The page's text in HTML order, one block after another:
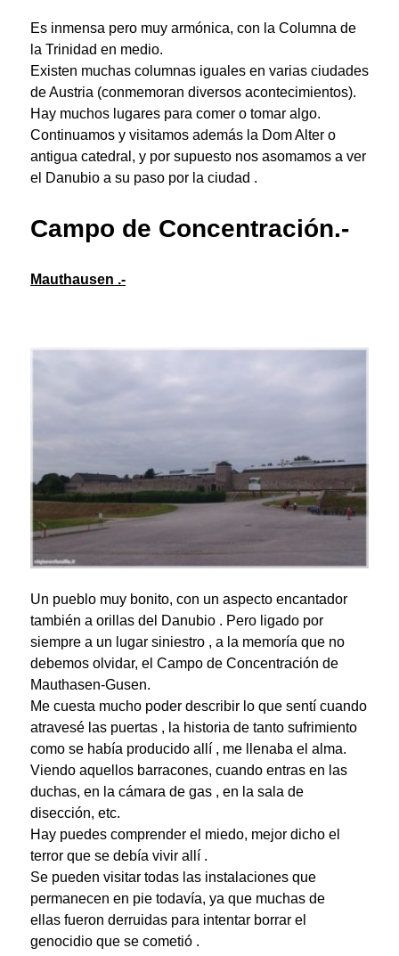
Es inmensa pero muy armónica, con la Columna de
la Trinidad en medio.
Existen muchas columnas iguales en varias ciudades
de Austria (conmemoran diversos acontecimientos).
Hay muchos lugares para comer o tomar algo.
Continuamos y visitamos además la Dom Alter o
antigua catedral, y por supuesto nos asomamos a ver
el Danubio a su paso por la ciudad .
Campo de Concentración.-
Mauthausen .-
Un pueblo muy bonito, con un aspecto encantador
también a orillas del Danubio . Pero ligado por
siempre a un lugar siniestro , a la memoría que no
debemos olvidar, el Campo de Concentración de
Mauthasen-Gusen.
Me cuesta mucho poder describir lo que sentí cuando
atravesé las puertas , la historia de tanto sufrimiento
como se había producido allí , me llenaba el alma.
Viendo aquellos barracones, cuando entras en las
duchas, en la cámara de gas , en la sala de
disección, etc.
Hay puedes comprender el miedo, mejor dicho el
terror que se debía vivir allí .
Se pueden visitar todas las instalaciones que
permanecen en pie todavía, ya que muchas de
ellas fueron derruidas para intentar borrar el
genocidio que se cometió .